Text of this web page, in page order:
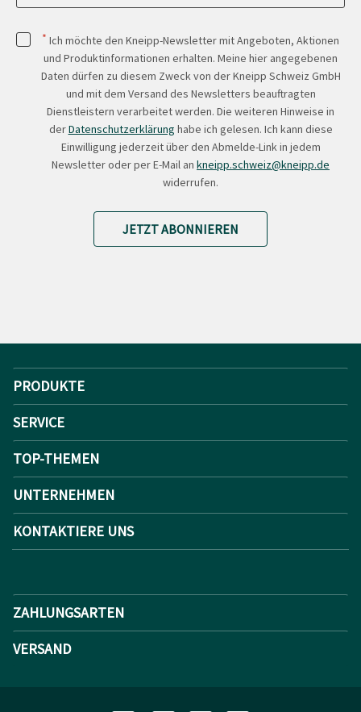
* Ich möchte den Kneipp-Newsletter mit Angeboten, Aktionen
und Produktinformationen erhalten. Meine hier angegebenen
Daten dürfen zu diesem Zweck von der Kneipp Schweiz GmbH
und mit dem Versand des Newsletters beauftragten
Dienstleistern verarbeitet werden. Die weiteren Hinweise in
derDatenschutzerklärung habe ich gelesen. Ich kann diese
Einwilligung jederzeit über den Abmelde-Link in jedem
Newsletter oder per E-Mail an kneipp.schweiz@kneipp.de
widerrufen.
JETZT ABONNIEREN
PRODUKTE
SERVICE
TOP-THEMEN
UNTERNEHMEN
KONTAKTIERE UNS
ZAHLUNGSARTEN
VERSAND